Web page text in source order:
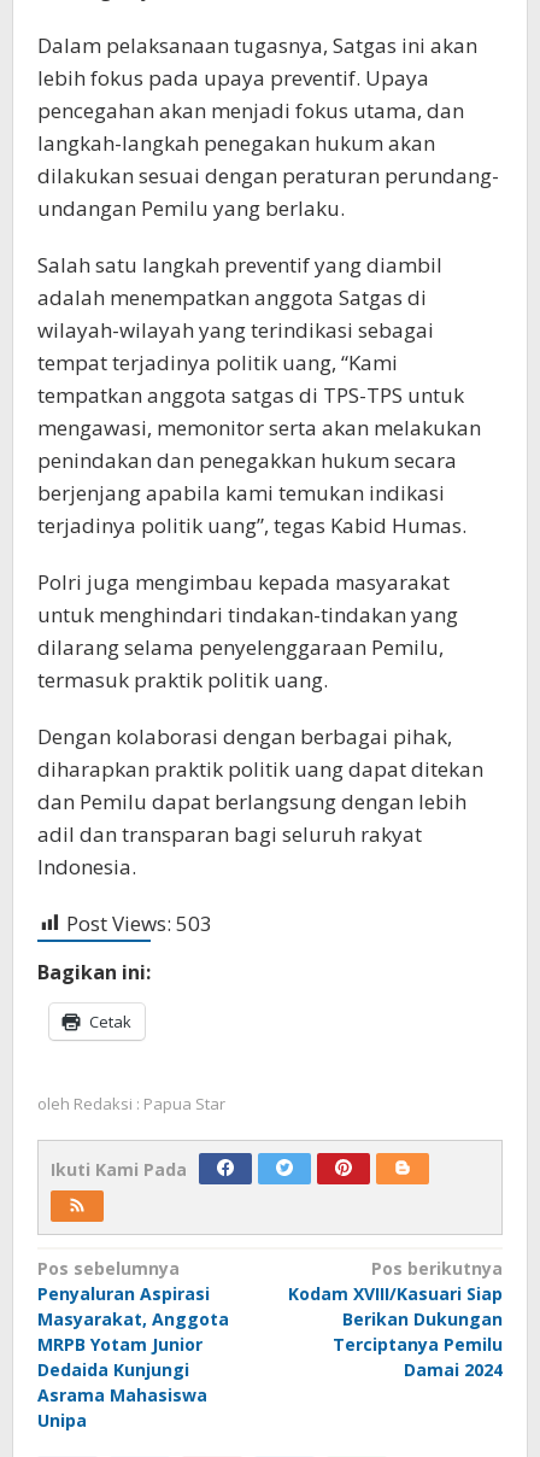
Dalam pelaksanaan tugasnya, Satgas ini akan
lebih fokus pada upaya preventif. Upaya
pencegahan akan menjadi fokus utama, dan
langkah-langkah penegakan hukum akan
dilakukan sesuai dengan peraturan perundang-
undangan Pemilu yang berlaku.
Salah satu langkah preventif yang diambil
adalah menempatkan anggota Satgas di
wilayah-wilayah yang terindikasi sebagai
tempat terjadinya politik uang, “Kami
tempatkan anggota satgas di TPS-TPS untuk
mengawasi, memonitor serta akan melakukan
penindakan dan penegakkan hukum secara
berjenjang apabila kami temukan indikasi
terjadinya politik uang”, tegas Kabid Humas.
Polri juga mengimbau kepada masyarakat
untuk menghindari tindakan-tindakan yang
dilarang selama penyelenggaraan Pemilu,
termasuk praktik politik uang.
Dengan kolaborasi dengan berbagai pihak,
diharapkan praktik politik uang dapat ditekan
dan Pemilu dapat berlangsung dengan lebih
adil dan transparan bagi seluruh rakyat
Indonesia.
Post Views: 503
Bagikan ini:
Cetak
oleh Redaksi : Papua Star
Ikuti Kami Pada
Navigasi
pos
Pos sebelumnya
Penyaluran Aspirasi
Masyarakat, Anggota
MRPB Yotam Junior
Dedaida Kunjungi
Asrama Mahasiswa
Unipa
Pos berikutnya
Kodam XVIII/Kasuari Siap
Berikan Dukungan
Terciptanya Pemilu
Damai 2024